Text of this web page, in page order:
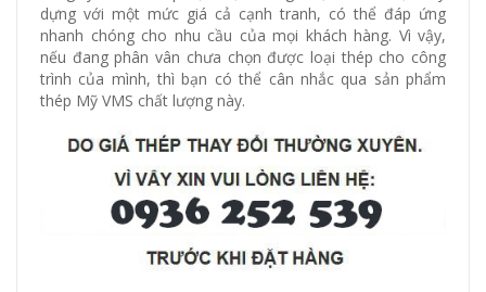
dựng với một mức giá cả cạnh tranh, có thể đáp ứng
nhanh chóng cho nhu cầu của mọi khách hàng. Vì vậy,
nếu đang phân vân chưa chọn được loại thép cho công
trình của mình, thì bạn có thể cân nhắc qua sản phẩm
thép Mỹ VMS chất lượng này.